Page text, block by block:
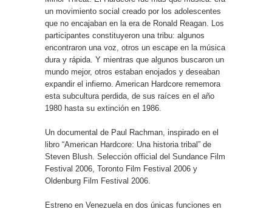
un movimiento social creado por los adolescentes
que no encajaban en la era de Ronald Reagan. Los
participantes constituyeron una tribu: algunos
encontraron una voz, otros un escape en la música
dura y rápida. Y mientras que algunos buscaron un
mundo mejor, otros estaban enojados y deseaban
expandir el infierno. American Hardcore rememora
esta subcultura perdida, de sus raíces en el año
1980 hasta su extinción en 1986.
Un documental de Paul Rachman, inspirado en el
libro “American Hardcore: Una historia tribal” de
Steven Blush. Selección official del Sundance Film
Festival 2006, Toronto Film Festival 2006 y
Oldenburg Film Festival 2006.
Estreno en Venezuela en dos únicas funciones en